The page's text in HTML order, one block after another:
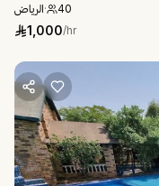
الرياض· 40
1,000/hr